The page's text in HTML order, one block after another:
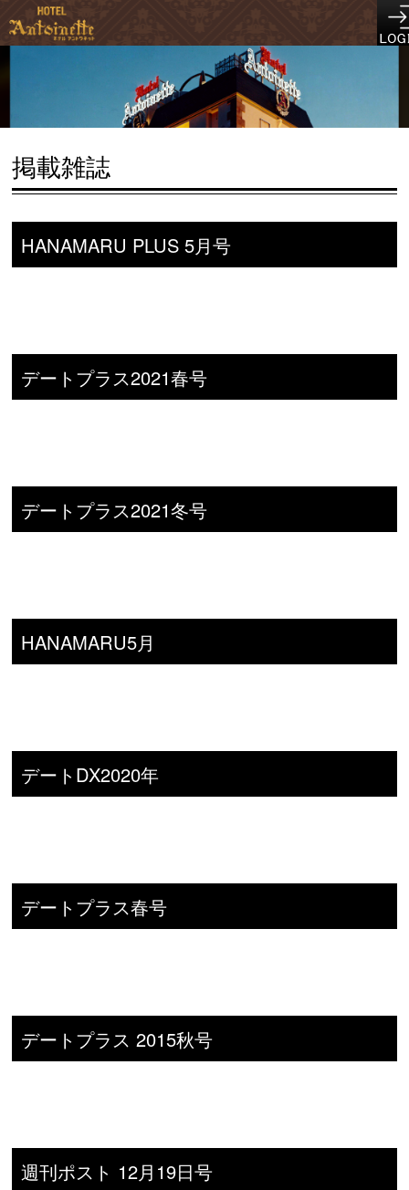
掲載雑誌
HANAMARU PLUS 5月号
デートプラス2021春号
デートプラス2021冬号
HANAMARU5月
デートDX2020年
デートプラス春号
デートプラス 2015秋号
週刊ポスト 12月19日号